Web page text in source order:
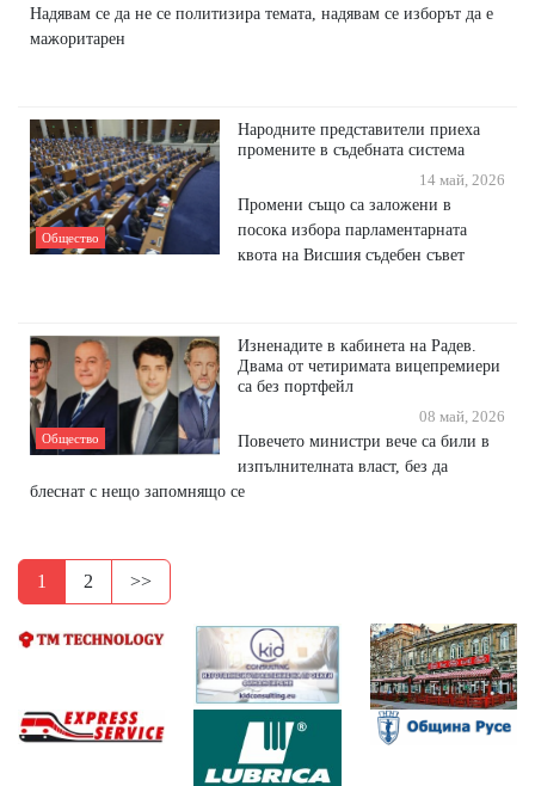
Надявам се да не се политизира темата, надявам се изборът да е
мажоритарен
Общество
Народните представители приеха
промените в съдебната система
14 май, 2026
Промени също са заложени в
посока избора парламентарната
квота на Висшия съдебен съвет
Общество
Изненадите в кабинета на Радев.
Двама от четиримата вицепремиери
са без портфейл
08 май, 2026
Повечето министри вече са били в
изпълнителната власт, без да
блеснат с нещо запомнящо се
1 2 >>